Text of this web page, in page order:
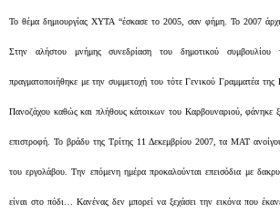
Το θέμα δημιουργίας ΧΥΤΑ “έσκασε το 2005, σαν φήμη. Το 2007
Στην αλήστου μνήμης συνεδρίαση του δημοτικού
πραγματοποιήθηκε με την συμμετοχή του τότε Γενικού Γραμματέα της
Πανοζάχου καθώς και πλήθους κάτοικων του Καρβουναριού, φάνηκε
επιστροφή. Το βράδυ της Τρίτης 11 Δεκεμβρίου 2007, τα ΜΑΤ
του εργολάβου. Την επόμενη ημέρα προκαλούνται επεισόδια με
είναι στο πόδι… Κανένας δεν μπορεί να ξεχάσει την εικόνα που